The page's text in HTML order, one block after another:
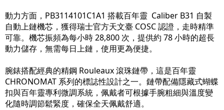
動力方面，PB3114101C1A1 搭載百年靈 Caliber B31 自製
自動上鏈機芯，獲得瑞士官方天文臺 COSC 認證，走時精準
可靠。機芯振頻為每小時 28,800 次，提供約 78 小時的超長
動力儲存，無需每日上鏈，使用更為便捷。
腕錶搭配經典的精鋼 Rouleaux 滾珠鏈帶，這是百年靈
CHRONOMAT 系列的標誌性設計之一。鏈帶配備隱藏式蝴蝶
扣與百年靈專利微調系統，佩戴者可根據手腕粗細與溫度變
化隨時調節鬆緊度，確保全天佩戴舒適。